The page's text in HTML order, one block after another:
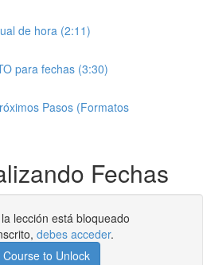
de hora (2:11)
para fechas (3:30)
Pasos (Formatos
Fechas
lección está bloqueado
debes acceder.
Course to Unlock